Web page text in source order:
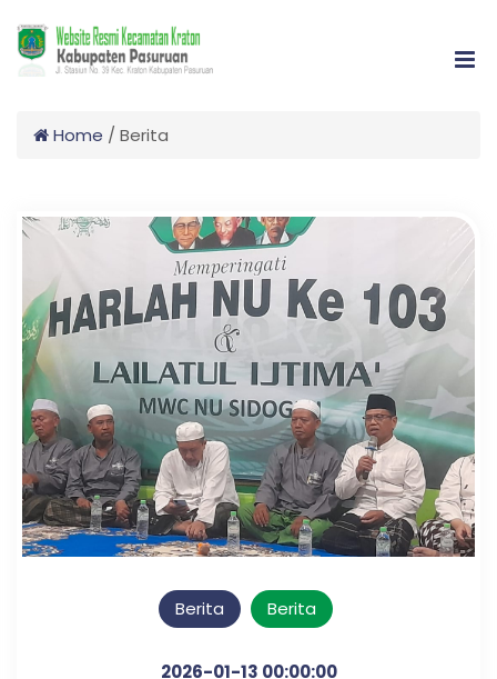
Home / Berita
Berita Berita
2026-01-13 00:00:00